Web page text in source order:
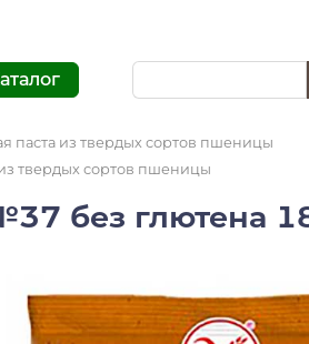
паста из твердых сортов пшеницы
твердых сортов пшеницы
без глютена